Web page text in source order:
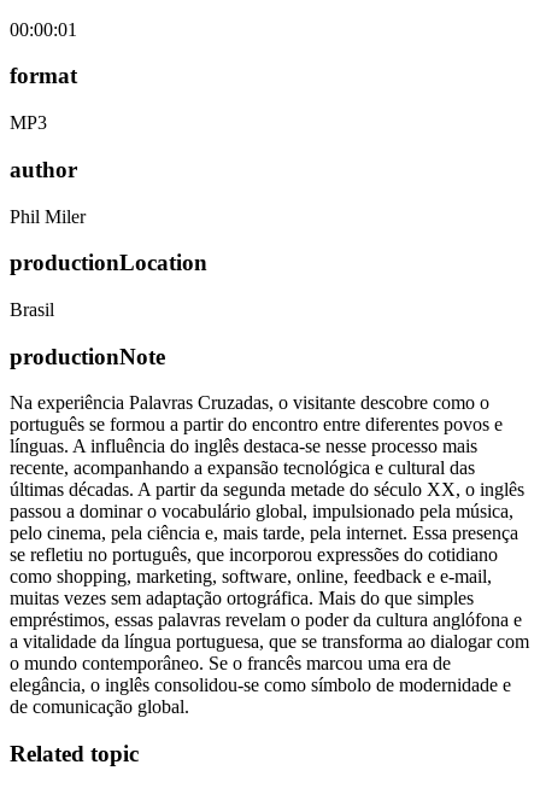
00:00:01
format
MP3
author
Phil Miler
productionLocation
Brasil
productionNote
Na experiência Palavras Cruzadas, o visitante descobre como o
português se formou a partir do encontro entre diferentes povos e
línguas. A influência do inglês destaca-se nesse processo mais
recente, acompanhando a expansão tecnológica e cultural das
últimas décadas. A partir da segunda metade do século XX, o inglês
passou a dominar o vocabulário global, impulsionado pela música,
pelo cinema, pela ciência e, mais tarde, pela internet. Essa presença
se refletiu no português, que incorporou expressões do cotidiano
como shopping, marketing, software, online, feedback e e-mail,
muitas vezes sem adaptação ortográfica. Mais do que simples
empréstimos, essas palavras revelam o poder da cultura anglófona e
a vitalidade da língua portuguesa, que se transforma ao dialogar com
o mundo contemporâneo. Se o francês marcou uma era de
elegância, o inglês consolidou-se como símbolo de modernidade e
de comunicação global.
Related topic